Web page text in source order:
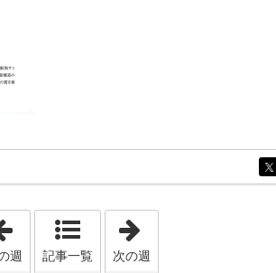
「2023年1月15日 - 2023年1月21日」
週 記事一覧 次の週